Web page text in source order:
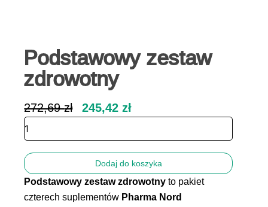
Podstawowy zestaw
zdrowotny
272,69zł
Pierwotna
cena
245,42złAktualna
cena
ilość
Podstawowy
zdrowotny
Dodaj do koszyka
Podstawowy zestaw zdrowotny to pakiet
czterech suplementów Pharma Nord